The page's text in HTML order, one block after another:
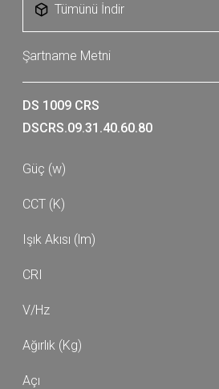
Tümünü İndir
DS 1009 CRS
DSCRS.09.31.40.60.80